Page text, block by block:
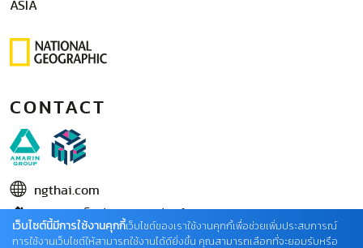
ASIA
CONTACT
ngthai.com
บริษัท เอเอ็มอี อิมเมจิเนทีฟ จำกัด
ในเครือ บริษัท อมรินทร์ คอร์เปอเรชั่นส์ จำกัด (มหาชน)
เว็บไซต์นี้มีการใช้งานคุกกี้เว็บไซต์ของเราใช้งานคุกกี้เพื่อช่วยเพิ่มประสบการณ์
การใช้งานเว็บไซต์ให้สามารถใช้งานได้ดียิ่งขึ้น คุณสามารถเลือกที่จะยอมรับหรือ